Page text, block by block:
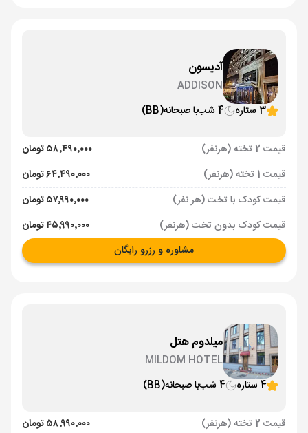
آدیسون
ADDISON
3 ستاره
4 شب با صبحانه(BB)
قیمت 2 تخته (هرنفر)
۵۸٬۴۹۰٬۰۰۰ تومان
قیمت 1 تخته (هرنفر)
۶۴٬۴۹۰٬۰۰۰ تومان
قیمت کودک با تخت (هر نفر)
۵۷٬۹۹۰٬۰۰۰ تومان
قیمت کودک بدون تخت (هرنفر)
۴۵٬۹۹۰٬۰۰۰ تومان
مشاوره و رزرو رایگان
میلدوم هتل
MILDOM HOTEL
4 ستاره
4 شب با صبحانه(BB)
قیمت 2 تخته (هرنفر)
۵۸٬۹۹۰٬۰۰۰ تومان